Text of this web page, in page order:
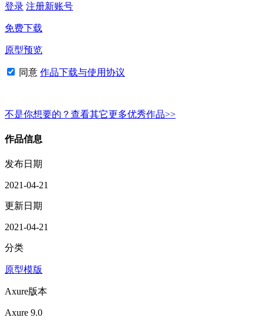
登录 注册新账号
免费下载
原型预览
同意 作品下载与使用协议
不是你想要的？查看其它更多优秀作品>>
作品信息
发布日期
2021-04-21
更新日期
2021-04-21
分类
原型模版
Axure版本
Axure 9.0